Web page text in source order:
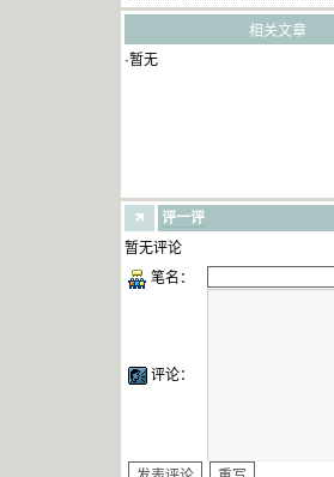
相关文章
·暂无
评一评
暂无评论
笔名：
评论：